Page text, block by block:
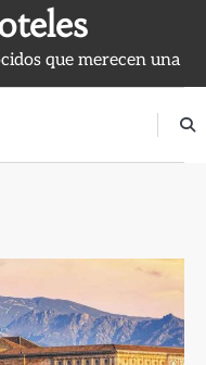
que merecen una